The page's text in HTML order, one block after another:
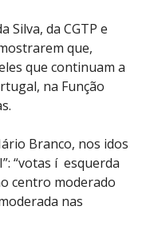
Silva, da CGTP e
que,
que continuam a
na Função
Branco, nos idos
“votas í esquerda
centro moderado
nas